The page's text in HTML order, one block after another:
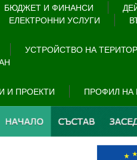
БЮДЖЕТ И ФИНАНСИ
ЕЛЕКТРОННИ УСЛУГИ
УСТРОЙСТВО НА
И ПРОЕКТИ ПРОФИЛ НА